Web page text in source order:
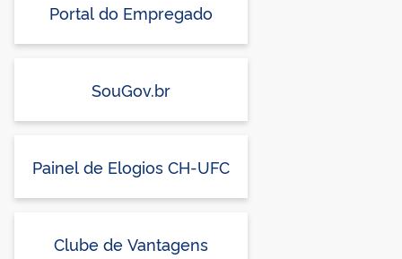
Portal do Empregado
SouGov.br
Painel de Elogios CH-UFC
Clube de Vantagens